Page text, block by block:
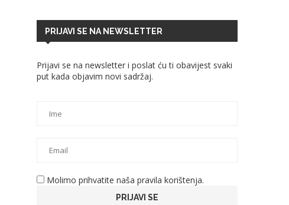
PRIJAVI SE NA NEWSLETTER
Prijavi se na newsletter i poslat ću ti obavijest svaki
put kada objavim novi sadržaj.
Molimo prihvatite naša pravila korištenja.